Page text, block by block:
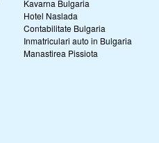
Kavarna Bulgaria
Hotel Naslada
Contabilitate Bulgaria
Inmatriculari auto in Bulgaria
Manastirea Pissiota